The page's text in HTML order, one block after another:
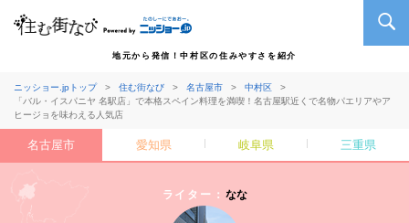
地元から発信！中村区の住みやすさを紹介
ニッショー.jpトップ 住む街なび 名古屋市
中村区
「バル・イスパニヤ 名駅店」で本格スペイン料理を満喫！名古屋駅近くで名物パエリアやア
ヒージョを味わえる人気店
名古屋市 愛知県 岐阜県 三重県
ライター： なな